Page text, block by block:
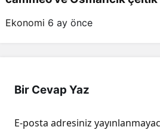
Ekonomi 6 ay önce
Bir Cevap Yaz
E-posta adresiniz